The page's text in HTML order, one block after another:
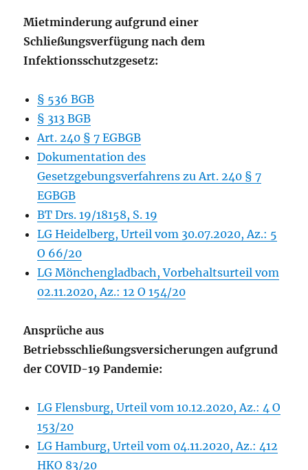
Mietminderung aufgrund einer
Schließungsverfügung nach dem
Infektionsschutzgesetz:
§ 536 BGB
§ 313 BGB
Art. 240 § 7 EGBGB
Dokumentation des
Gesetzgebungsverfahrens zu Art. 240 § 7
EGBGB
BT Drs. 19/18158, S. 19
LG Heidelberg, Urteil vom 30.07.2020, Az.: 5
O 66/20
LG Mönchengladbach, Vorbehaltsurteil vom
02.11.2020, Az.: 12 O 154/20
Ansprüche aus
Betriebsschließungsversicherungen aufgrund
der COVID-19 Pandemie:
LG Flensburg, Urteil vom 10.12.2020, Az.: 4 O
153/20
LG Hamburg, Urteil vom 04.11.2020, Az.: 412
HKO 83/20